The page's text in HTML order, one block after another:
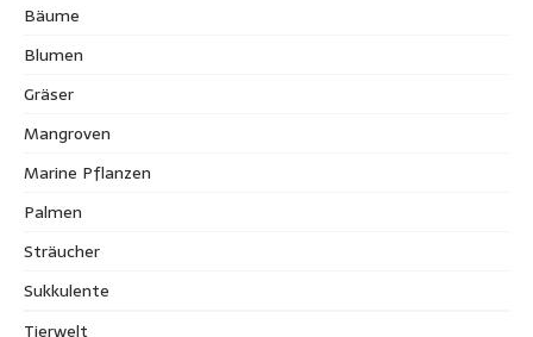
Bäume
Blumen
Gräser
Mangroven
Marine Pflanzen
Palmen
Sträucher
Sukkulente
Tierwelt